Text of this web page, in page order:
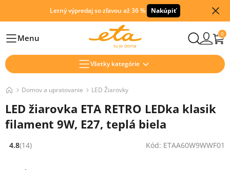
Letný výpredaj so zľavou až 36 % Nakúpiť
HlavníMenu 0
Všetky kategórie
Domov a upratovanie LED Žiarovky
LED žiarovka ETA RETRO LEDka klasik
filament 9W, E27, teplá biela
Hodnocení: 4.8 z 5 (14 recenzí)
4.8(14) Kód: ETAA60W9WWF01